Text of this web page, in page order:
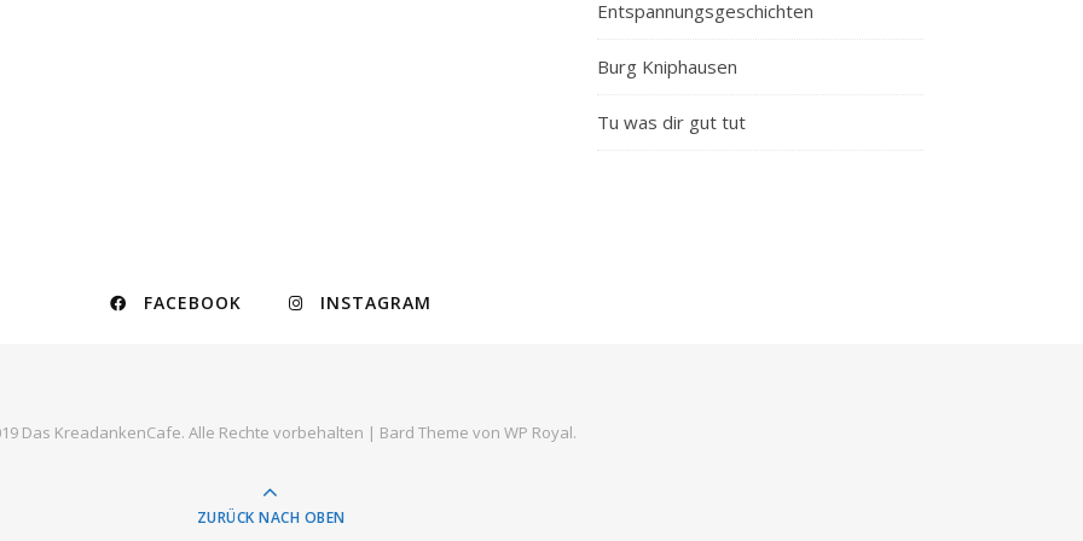
Entspannungsgeschichten
Burg Kniphausen
Tu was dir gut tut
FACEBOOK INSTAGRAM
Das KreadankenCafe. Alle Rechte vorbehalten | Bard Theme von WP Royal.
ZURÜCK NACH OBEN